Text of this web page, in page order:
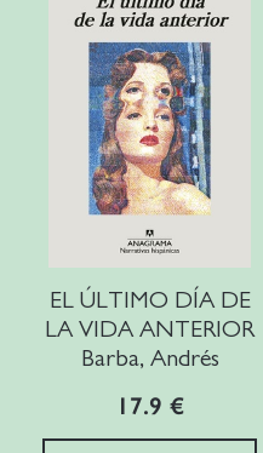
EL ÚLTIMO DÍA DE
LA VIDA ANTERIOR
Barba, Andrés
17.9 €